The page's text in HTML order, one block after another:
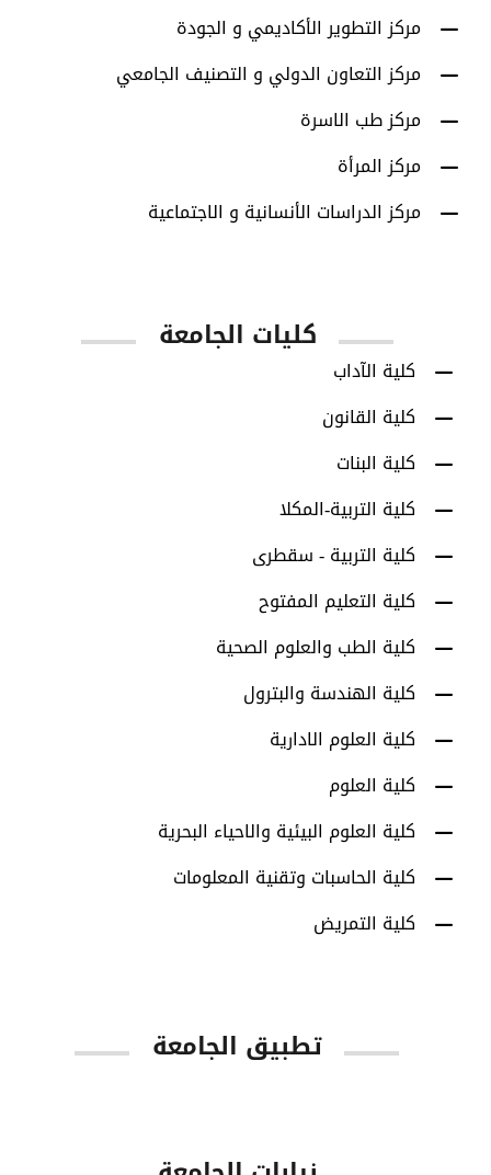
مركز التطوير الأكاديمي و الجودة
مركز التعاون الدولي و التصنيف الجامعي
مركز طب الاسرة
مركز المرأة
مركز الدراسات الأنسانية و الاجتماعية
كليات الجامعة
كلية الآداب
كلية القانون
كلية البنات
كلية التربية-المكلا
كلية التربية - سقطرى
كلية التعليم المفتوح
كلية الطب والعلوم الصحية
كلية الهندسة والبترول
كلية العلوم الادارية
كلية العلوم
كلية العلوم البيئية والاحياء البحرية
كلية الحاسبات وتقنية المعلومات
كلية التمريض
تطبيق الجامعة